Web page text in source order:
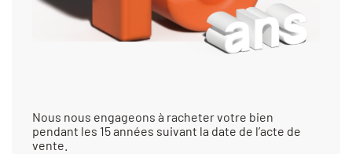
Nous nous engageons à racheter votre bien
pendant les 15 années suivant la date de l’acte de
vente.